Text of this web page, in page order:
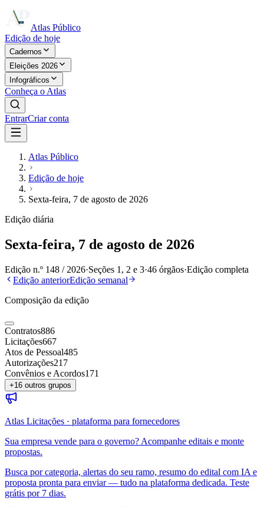
Atlas Público
Edição de hoje
Cadernos
Eleições 2026
Infográficos
Conheça o Atlas
EntrarCriar conta
Atlas Público
Edição de hoje
Sexta-feira, 7 de agosto de 2026
Edição diária
Sexta-feira, 7 de agosto de 2026
Edição n.º 148 / 2026·Seções 1, 2 e 3·46 órgãos·Edição completa
Edição anteriorEdição semanal
Composição da edição
Contratos886
Licitações667
Atos de Pessoal485
Autorizações217
Convênios e Acordos171
+16 outros grupos
Atlas Licitações · plataforma para fornecedores
Sua empresa vende para o governo? Acompanhe editais e monte
propostas.
Busca por categoria, alertas do seu ramo, resumo do edital com IA e
proposta pronta para enviar — tudo na plataforma dedicada. Teste
grátis por 7 dias.